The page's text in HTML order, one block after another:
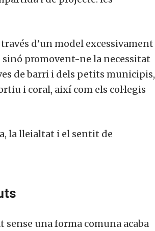
d’un model excessivament
promovent-ne la necessitat
de barri i dels petits municipis,
i coral, així com els col·legis
la lleialtat i el sentit de
una forma comuna acaba